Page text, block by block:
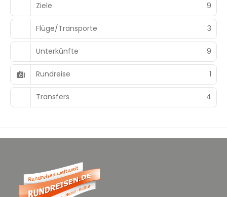
Ziele
9
Flüge/Transporte 3
Unterkünfte 9
Rundreise 1
Transfers 4